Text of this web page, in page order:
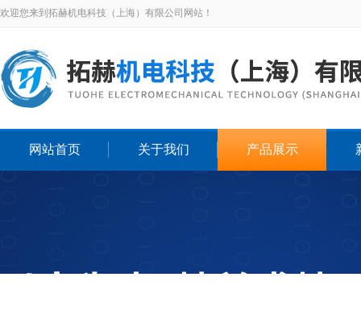
欢迎您来到拓赫机电科技（上海）有限公司网站！
网站首页 关于我们 产品展示